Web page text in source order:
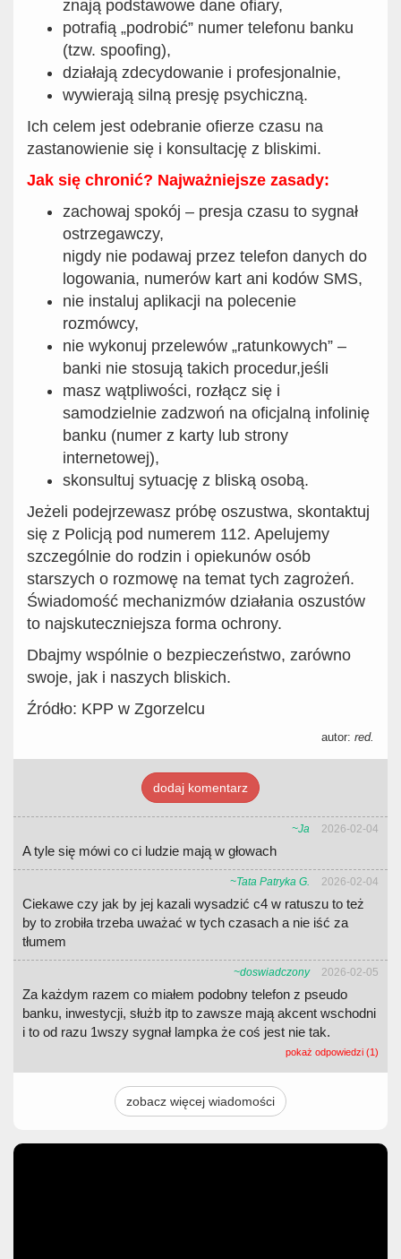
znają podstawowe dane ofiary,
potrafią „podrobić” numer telefonu banku
(tzw. spoofing),
działają zdecydowanie i profesjonalnie,
wywierają silną presję psychiczną.
Ich celem jest odebranie ofierze czasu na
zastanowienie się i konsultację z bliskimi.
Jak się chronić? Najważniejsze zasady:
zachowaj spokój – presja czasu to sygnał
ostrzegawczy,
nigdy nie podawaj przez telefon danych do
logowania, numerów kart ani kodów SMS,
nie instaluj aplikacji na polecenie
rozmówcy,
nie wykonuj przelewów „ratunkowych” –
banki nie stosują takich procedur,jeśli
masz wątpliwości, rozłącz się i
samodzielnie zadzwoń na oficjalną infolinię
banku (numer z karty lub strony
internetowej),
skonsultuj sytuację z bliską osobą.
Jeżeli podejrzewasz próbę oszustwa, skontaktuj
się z Policją pod numerem 112. Apelujemy
szczególnie do rodzin i opiekunów osób
starszych o rozmowę na temat tych zagrożeń.
Świadomość mechanizmów działania oszustów
to najskuteczniejsza forma ochrony.
Dbajmy wspólnie o bezpieczeństwo, zarówno
swoje, jak i naszych bliskich.
Źródło: KPP w Zgorzelcu
autor: red.
dodaj komentarz
~Ja 2026-02-04
A tyle się mówi co ci ludzie mają w głowach
~Tata Patryka G. 2026-02-04
Ciekawe czy jak by jej kazali wysadzić c4 w ratuszu to też
by to zrobiła trzeba uważać w tych czasach a nie iść za
tłumem
~doswiadczony 2026-02-05
Za każdym razem co miałem podobny telefon z pseudo
banku, inwestycji, służb itp to zawsze mają akcent wschodni
i to od razu 1wszy sygnał lampka że coś jest nie tak.
pokaż odpowiedzi (1)
zobacz więcej wiadomości